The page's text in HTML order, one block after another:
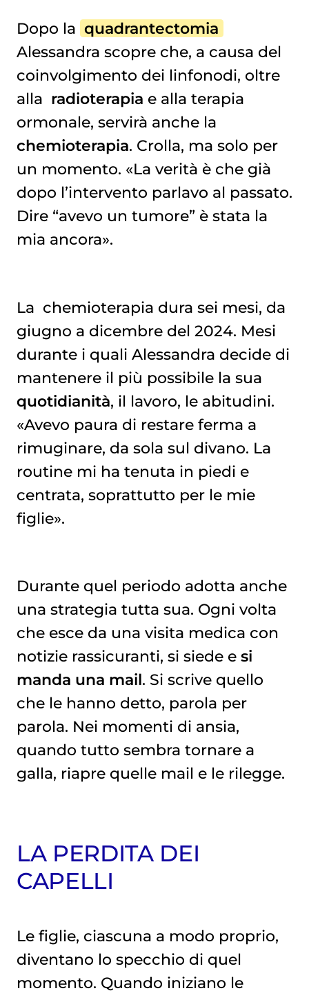
Dopo la quadrantectomia
Alessandra scopre che, a causa del
coinvolgimento dei linfonodi, oltre
alla radioterapia e alla terapia
ormonale, servirà anche la
chemioterapia. Crolla, ma solo per
un momento. «La verità è che già
dopo l’intervento parlavo al passato.
Dire “avevo un tumore” è stata la
mia ancora».
La chemioterapia dura sei mesi, da
giugno a dicembre del 2024. Mesi
durante i quali Alessandra decide di
mantenere il più possibile la sua
quotidianità, il lavoro, le abitudini.
«Avevo paura di restare ferma a
rimuginare, da sola sul divano. La
routine mi ha tenuta in piedi e
centrata, soprattutto per le mie
figlie».
Durante quel periodo adotta anche
una strategia tutta sua. Ogni volta
che esce da una visita medica con
notizie rassicuranti, si siede e si
manda una mail. Si scrive quello
che le hanno detto, parola per
parola. Nei momenti di ansia,
quando tutto sembra tornare a
galla, riapre quelle mail e le rilegge.
LA PERDITA DEI
CAPELLI
Le figlie, ciascuna a modo proprio,
diventano lo specchio di quel
momento. Quando iniziano le